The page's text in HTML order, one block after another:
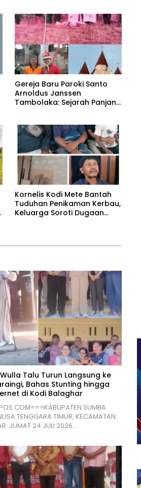
Gereja Baru Paroki Santo
Arnoldus Janssen
Tambolaka: Sejarah Panjang
Para Imam Bersama Para
Tokoh Umat
Kornelis Kodi Mete Bantah
Tuduhan Penikaman Kerbau,
Keluarga Soroti Dugaan
Talu Turun Langsung ke
Bahas Stunting hingga
di Kodi Balaghar
SUMBA
TENGGARA TIMUR, KECAMATAN
JUMAT 24 JULI 2026….